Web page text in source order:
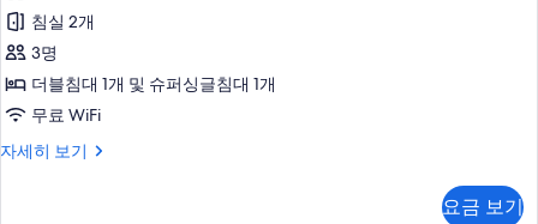
진
모
두
보
기
침실 2개
3명
더블침대 1개 및 슈퍼싱글침대 1개
무료 WiFi
자세히 보기
Superior
요금 보기